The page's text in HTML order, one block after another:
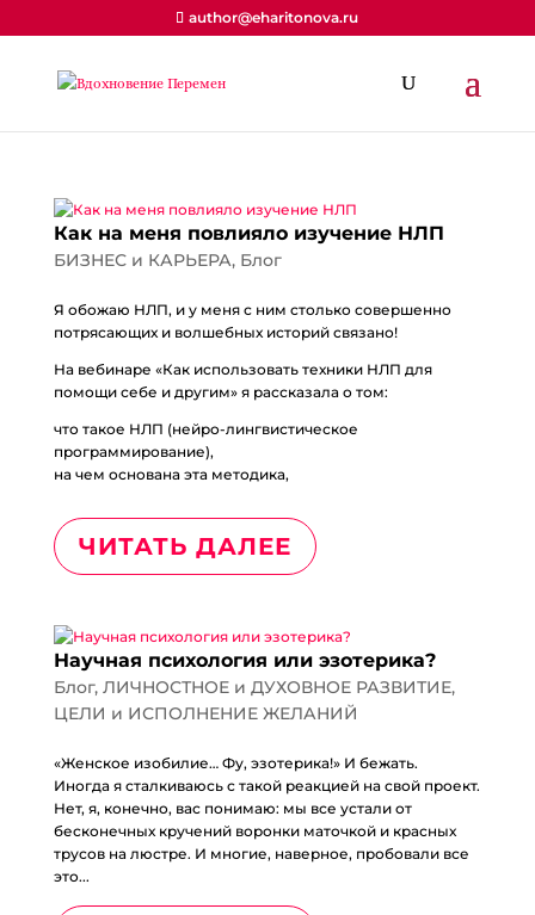
author@eharitonova.ru
Как на меня повлияло изучение НЛП
БИЗНЕС и КАРЬЕРА, Блог
Я обожаю НЛП, и у меня с ним столько совершенно
потрясающих и волшебных историй связано!
На вебинаре «Как использовать техники НЛП для
помощи себе и другим» я рассказала о том:
что такое НЛП (нейро-лингвистическое
программирование),
на чем основана эта методика,
ЧИТАТЬ ДАЛЕЕ
Научная психология или эзотерика?
Блог, ЛИЧНОСТНОЕ и ДУХОВНОЕ РАЗВИТИЕ,
ЦЕЛИ и ИСПОЛНЕНИЕ ЖЕЛАНИЙ
«Женское изобилие… Фу, эзотерика!» И бежать.⠀
Иногда я сталкиваюсь с такой реакцией на свой проект.
Нет, я, конечно, вас понимаю: мы все устали от
бесконечных кручений воронки маточкой и красных
трусов на люстре. И многие, наверное, пробовали все
это...